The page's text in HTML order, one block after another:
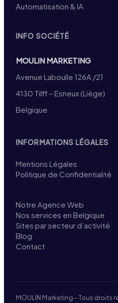
Automatisation & IA
INFO SOCIÉTÉ
MOULIN MARKETING
Avenue Laboulle 126A /21
4130 Tilff – Esneux (Liège)
Belgique
INFORMATIONS LÉGALES
Mentions Légales
Politique de Confidentialité
Notre Agence Web
Nos services en Belgique
Sites par secteur d’activité
Blog
Contact
MOULIN Marketing – Tous droits